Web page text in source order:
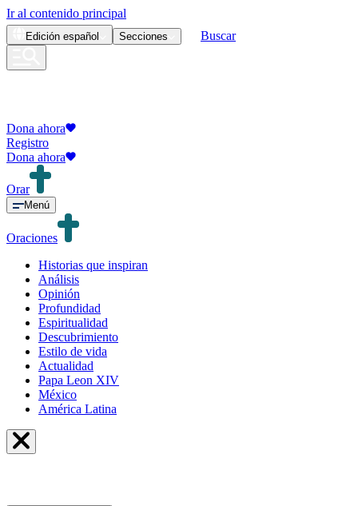
Ir al contenido principal
Edición español Secciones Buscar
Dona ahora
Registro
Dona ahora
Orar
Menú
Oraciones
Historias que inspiran
Análisis
Opinión
Profundidad
Espiritualidad
Descubrimiento
Estilo de vida
Actualidad
Papa Leon XIV
México
América Latina